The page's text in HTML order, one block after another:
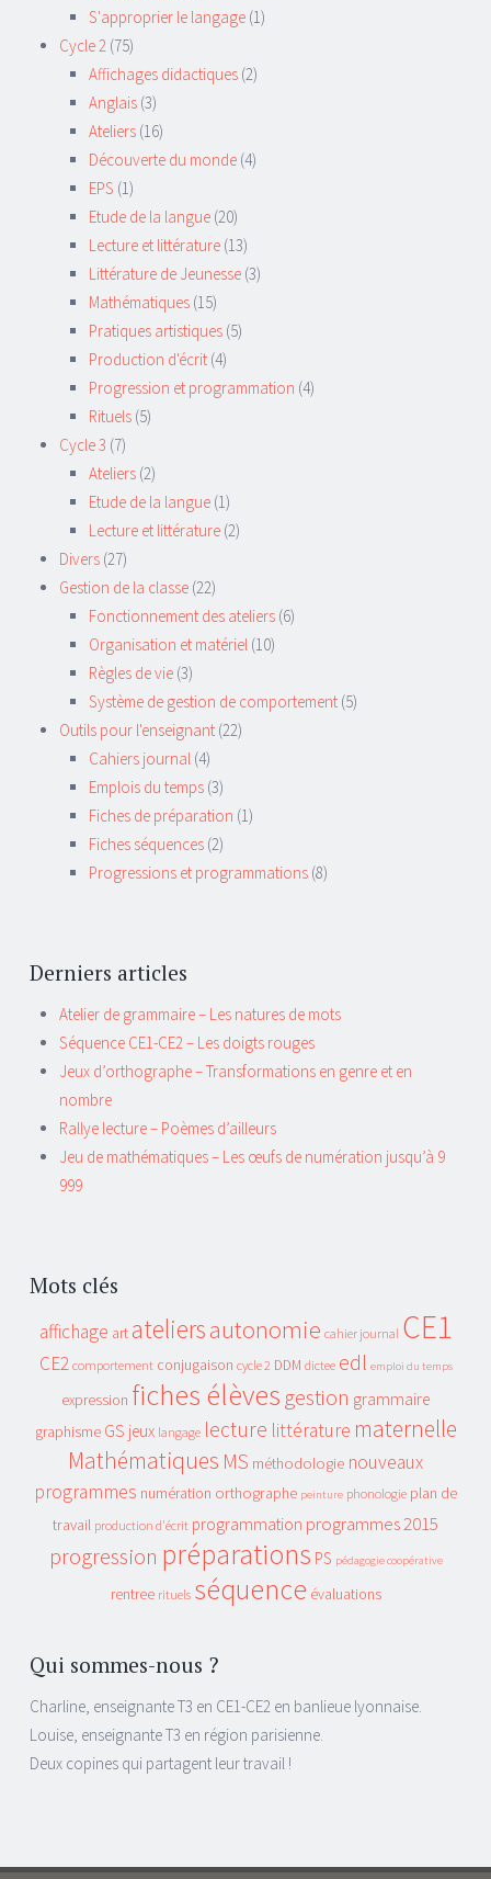
S'approprier le langage (1)
Cycle 2 (75)
Affichages didactiques (2)
Anglais (3)
Ateliers (16)
Découverte du monde (4)
EPS (1)
Etude de la langue (20)
Lecture et littérature (13)
Littérature de Jeunesse (3)
Mathématiques (15)
Pratiques artistiques (5)
Production d'écrit (4)
Progression et programmation (4)
Rituels (5)
Cycle 3 (7)
Ateliers (2)
Etude de la langue (1)
Lecture et littérature (2)
Divers (27)
Gestion de la classe (22)
Fonctionnement des ateliers (6)
Organisation et matériel (10)
Règles de vie (3)
Système de gestion de comportement (5)
Outils pour l'enseignant (22)
Cahiers journal (4)
Emplois du temps (3)
Fiches de préparation (1)
Fiches séquences (2)
Progressions et programmations (8)
Derniers articles
Atelier de grammaire – Les natures de mots
Séquence CE1-CE2 – Les doigts rouges
Jeux d’orthographe – Transformations en genre et en
nombre
Rallye lecture – Poèmes d’ailleurs
Jeu de mathématiques – Les œufs de numération jusqu’à 9
999
Mots clés
affichage art ateliersautonomie cahier journal CE1
CE2 comportement conjugaison cycle 2 DDM dictee edl emploi du temps
expression fiches élèves gestion grammaire
graphisme GS jeux langage lecture littérature maternelle
Mathématiques MS méthodologie nouveaux
programmes numération orthographe peinture phonologie plan de
travail production d'écrit programmation programmes 2015
progression préparations PS pédagogie coopérative
rentree rituels séquence évaluations
Qui sommes-nous ?
Charline, enseignante T3 en CE1-CE2 en banlieue lyonnaise.
Louise, enseignante T3 en région parisienne.
Deux copines qui partagent leur travail !